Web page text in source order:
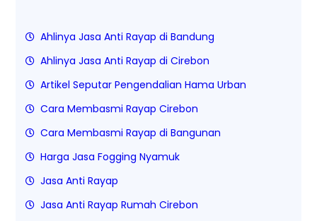
Ahlinya Jasa Anti Rayap di Bandung
Ahlinya Jasa Anti Rayap di Cirebon
Artikel Seputar Pengendalian Hama Urban
Cara Membasmi Rayap Cirebon
Cara Membasmi Rayap di Bangunan
Harga Jasa Fogging Nyamuk
Jasa Anti Rayap
Jasa Anti Rayap Rumah Cirebon